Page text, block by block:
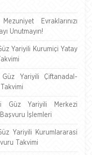
Evraklarınızı
Unutmayın!
Yariyili Kurumiçi Yatay
Yariyili Çiftanadal-
Güz Yariyili Merkezi
İşlemleri
Yariyili Kurumlararasi
Takvimi